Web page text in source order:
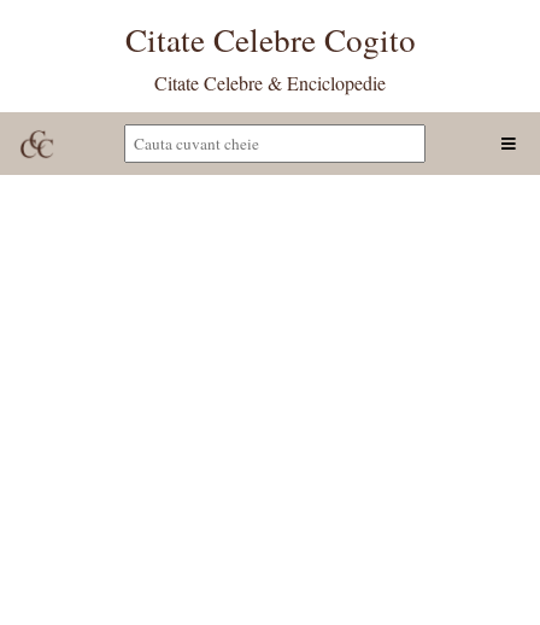
Citate Celebre Cogito
Citate Celebre & Enciclopedie